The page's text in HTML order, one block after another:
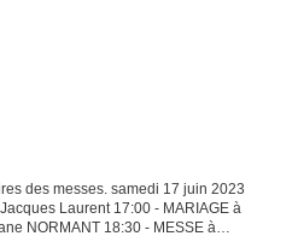
des messes. samedi 17 juin 2023
Laurent 17:00 - MARIAGE à
NORMANT 18:30 - MESSE à